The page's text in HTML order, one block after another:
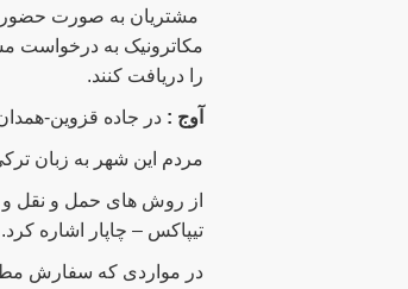
مشتریان به صورت حضوری
مکاترونیک به درخواست
را دریافت کنند.
آوج : در جاده قزوین-همدان واقع شده است و
مردم این شهر به زبان
از روش های حمل و نقل
تیپاکس – چاپار اشاره کرد.
در مواردی که سفارش